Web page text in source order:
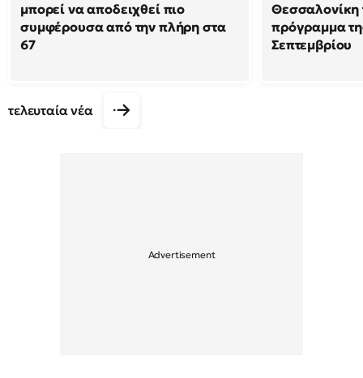
μπορεί να αποδειχθεί πιο
συμφέρουσα από την πλήρη στα
67
Θεσσαλονίκη
πρόγραμμα
Σεπτεμβρίου
τελευταία νέα